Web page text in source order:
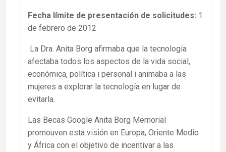
Fecha límite de presentación de solicitudes: 1
de febrero de 2012
La Dra. Anita Borg afirmaba que la tecnología
afectaba todos los aspectos de la vida social,
económica, política i personal i animaba a las
mujeres a explorar la tecnología en lugar de
evitarla.
Las Becas Google Anita Borg Memorial
promouven esta visión en Europa, Oriente Medio
y África con el objetivo de incentivar a las